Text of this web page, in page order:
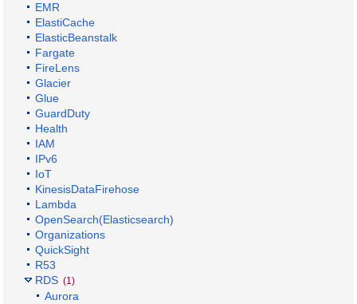
EMR
ElastiCache
ElasticBeanstalk
Fargate
FireLens
Glacier
Glue
GuardDuty
Health
IAM
IPv6
IoT
KinesisDataFirehose
Lambda
OpenSearch(Elasticsearch)
Organizations
QuickSight
R53
RDS (1)
Aurora